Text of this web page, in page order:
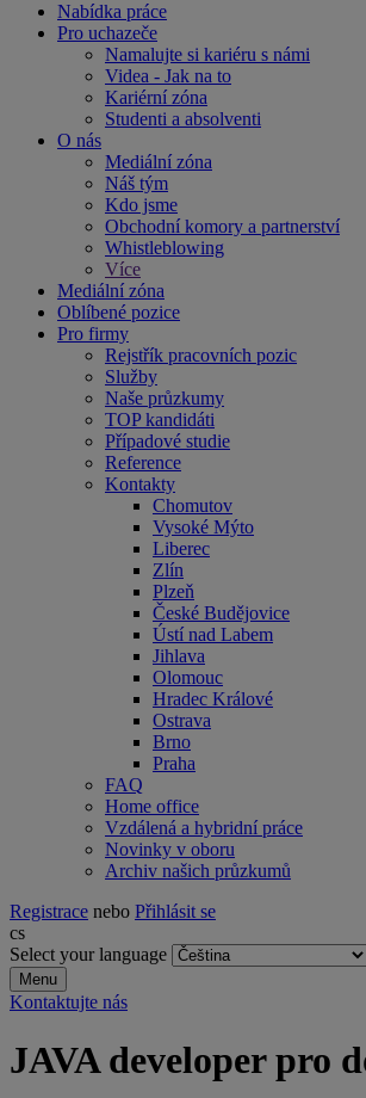
Nabídka práce
Pro uchazeče
Namalujte si kariéru s námi
Videa - Jak na to
Kariérní zóna
Studenti a absolventi
O nás
Mediální zóna
Náš tým
Kdo jsme
Obchodní komory a partnerství
Whistleblowing
Více
Mediální zóna
Oblíbené pozice
Pro firmy
Rejstřík pracovních pozic
Služby
Naše průzkumy
TOP kandidáti
Případové studie
Reference
Kontakty
Chomutov
Vysoké Mýto
Liberec
Zlín
Plzeň
České Budějovice
Ústí nad Labem
Jihlava
Olomouc
Hradec Králové
Ostrava
Brno
Praha
FAQ
Home office
Vzdálená a hybridní práce
Novinky v oboru
Archiv našich průzkumů
Registrace nebo Přihlásit se
cs
Select your language
Menu
Kontaktujte nás
JAVA developer pro